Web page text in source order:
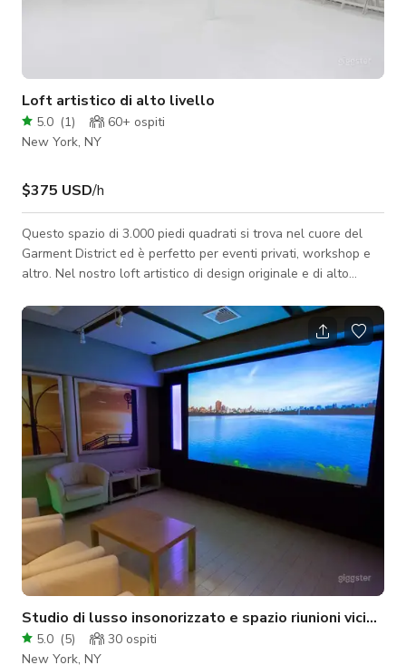
Loft artistico di alto livello
5.0 (1) 60+ ospiti
New York, NY
$375 USD/h
Questo spazio di 3.000 piedi quadrati si trova nel cuore del
Garment District ed è perfetto per eventi privati, workshop e
altro. Nel nostro loft artistico di design originale e di alto
legno e dalle pareti bianche eleganti. Situato all'intero terzo
piano, il loft è sia intimo che spazioso, favorevole alla
creatività e fonte di ispirazione per ospiti e clienti. Questo
spazio è facilmente accessibile ed ideale per eventi com
Studio di lusso insonorizzato e spazio riunioni vicino a
5.0 (5) 30 ospiti
New York, NY